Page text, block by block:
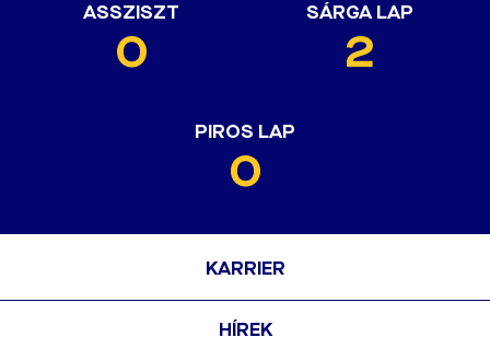
ASSZISZT
0
SÁRGA LAP
2
PIROS LAP
0
KARRIER
HÍREK